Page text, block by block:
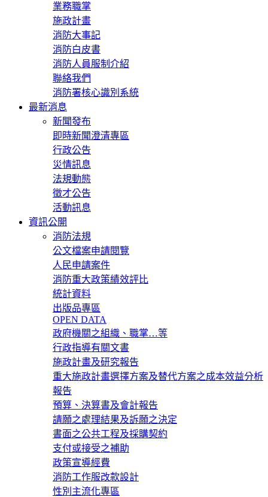
業務職掌
施政計畫
消防大事記
消防白皮書
消防人員服制介紹
聯絡我們
消防署核心識別系統
最新消息
新聞發布
即時新聞澄清專區
行政公告
災情訊息
法規動態
徵才公告
活動訊息
資訊公開
消防法規
公文檔案申請閱覽
人民申請案件
消防重大政策績效評比
統計資料
出版品專區
OPEN DATA
政府機關之組織、職掌…等
行政指導有關文書
施政計畫及研究報告
重大施政計畫選擇方案及替代方案之成本效益分析
報告
預算、決算書及會計報告
請願之處理結果及訴願之決定
書面之公共工程及採購契約
支付或接受之補助
政策宣導經費
消防工作服改款設計
性別主流化專區